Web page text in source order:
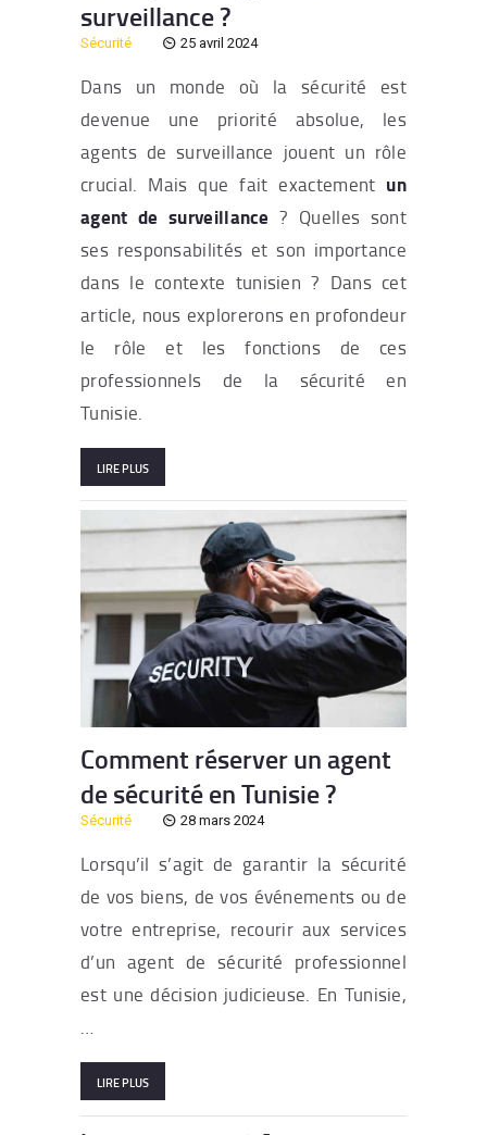
surveillance ?
Sécurité 25 avril 2024
Dans un monde où la sécurité est
devenue une priorité absolue, les
agents de surveillance jouent un rôle
crucial. Mais que fait exactement un
agent de surveillance ? Quelles sont
ses responsabilités et son importance
dans le contexte tunisien ? Dans cet
article, nous explorerons en profondeur
le rôle et les fonctions de ces
professionnels de la sécurité en
Tunisie.
LIRE PLUS
Comment réserver un agent
de sécurité en Tunisie ?
Sécurité 28 mars 2024
Lorsqu’il s’agit de garantir la sécurité
de vos biens, de vos événements ou de
votre entreprise, recourir aux services
d’un agent de sécurité professionnel
est une décision judicieuse. En Tunisie,
…
LIRE PLUS